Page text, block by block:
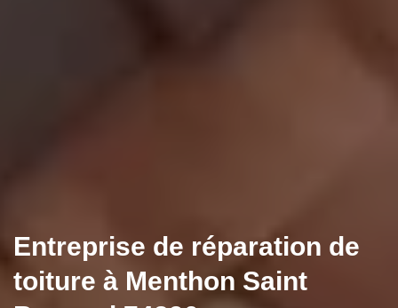
Entreprise de réparation de
toiture à Menthon Saint